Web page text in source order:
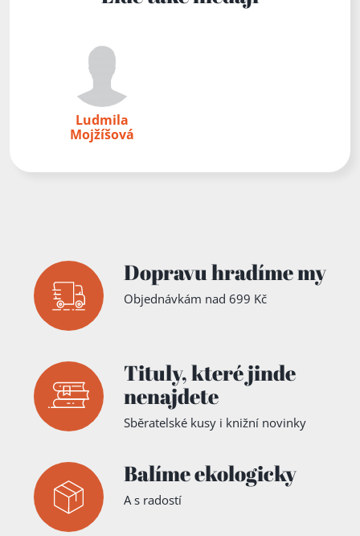
Štěpán
Ludmila
Mojžíšová
Dopravu hradíme my
Objednávkám nad 699 Kč
Tituly,které jinde
nenajdete
Sběratelské kusy i knižní novinky
Balíme ekologicky
A s radostí